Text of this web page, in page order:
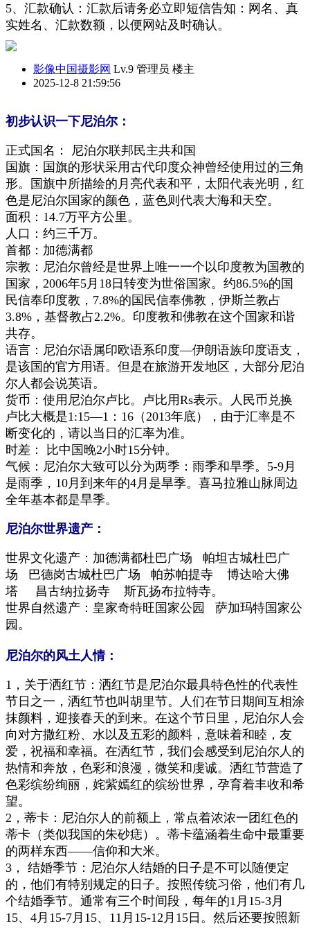
5、汇款确认：汇款后请务必立即短信告知：网名、真
实姓名、汇款数额，以便网站及时确认。
影像中国摄影网 Lv.9 管理员 楼主
2025-12-8 21:59:56
初步认识一下尼泊尔：
正式国名： 尼泊尔联邦民主共和国
国旗：国旗的形状采用古代印度众神曾经使用过的三角
形。国旗中所描绘的月亮代表和平，太阳代表光明，红
色是尼泊尔国家的颜色，蓝色则代表大海和天空。
面积：14.7万平方公里。
人口：约三千万。
首都：加德满都
宗教：尼泊尔曾经是世界上唯一一个以印度教为国教的
国家，2006年5月18日转变为世俗国家。约86.5%的国
民信奉印度教，7.8%的国民信奉佛教，伊斯兰教占
3.8%，基督教占2.2%。印度教和佛教在这个国家和谐
共存。
语言：尼泊尔语属印欧语系印度—伊朗语族印度语支，
是该国的官方用语。但是在旅游开发地区，大部分尼泊
尔人都会说英语。
货币：使用尼泊尔卢比。卢比用Rs表示。人民币兑换
卢比大概是1:15—1：16（2013年底），由于汇率是不
断变化的，请以当日的汇率为准。
时差： 比中国晚2小时15分钟。
气候： 尼泊尔大致可以分为两季：雨季和旱季。5-9月
是雨季，10月到来年的4月是旱季。喜马拉雅山脉周边
全年基本都是旱季。
尼泊尔世界遗产：
世界文化遗产：加德满都杜巴广场 帕坦古城杜巴广
场 巴德岗古城杜巴广场 帕苏帕提寺 博达哈大佛
塔 昌古纳拉扬寺 斯瓦扬布拉特寺。
世界自然遗产：皇家奇特旺国家公园 萨加玛特国家公
园。
尼泊尔的风土人情：
1 ， 关于洒红节：洒红节是尼泊尔最具特色性的代表性
节日之一 ， 洒红节也叫 胡 里节。人们在节日期间互相涂
抹颜料，迎接春天的到来。在这个节日里，尼泊尔人会
向对方撒红粉、 水以及五彩的颜料 ， 意味着和睦，友
爱，祝福和幸福。在洒红节，我们会感受到尼泊尔人的
热情和奔放 ， 色彩和浪漫，微笑和 虔诚。 洒红节营造了
色彩缤纷绚丽 ， 姹紫嫣红的缤纷世界，孕育着丰收和希
望。
2 ， 蒂卡：尼泊尔人的前额上，常点着浓浓一团红色的
蒂卡（类似我国的朱砂痣）。蒂卡蕴涵着生命中最重要
的两样东西——信仰和大米。
3 ， 结婚季节：尼泊尔人结婚的日子是不可以随便定
的，他们有特别规定的日子。按照传统习俗，他们有几
个结婚季节。通常有三个时间段，每年的1月15-3月
15、4月15-7月15、11月15-12月15日。然后还要按照新